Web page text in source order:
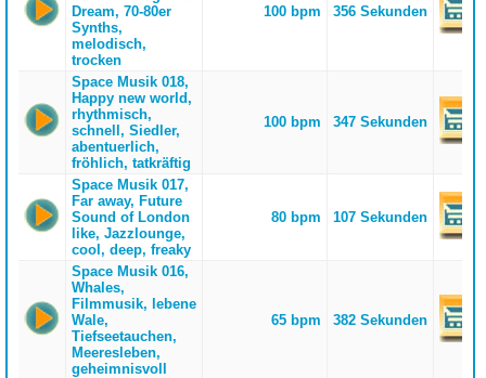
Dream, 70-80er
Synths,
melodisch,
trocken
100 bpm 356 Sekunden
Space Musik 018,
Happy new world,
rhythmisch,
schnell, Siedler,
abentuerlich,
fröhlich, tatkräftig
100 bpm 347 Sekunden
Space Musik 017,
Far away, Future
Sound of London
like, Jazzlounge,
cool, deep, freaky
80 bpm 107 Sekunden
Space Musik 016,
Whales,
Filmmusik, lebene
Wale,
Tiefseetauchen,
Meeresleben,
geheimnisvoll
65 bpm 382 Sekunden